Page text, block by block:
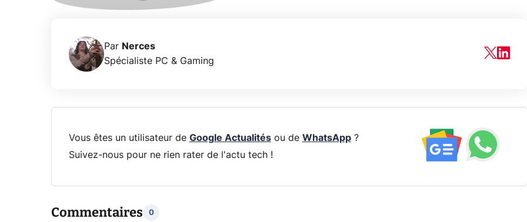
Par Nerces
Spécialiste PC & Gaming
Vous êtes un utilisateur de Google Actualitésou de WhatsApp?
Suivez-nous pour ne rien rater de l'actu tech !
Commentaires 0